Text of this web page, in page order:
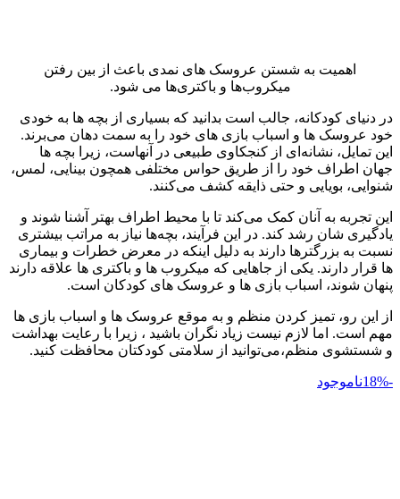
اهمیت به شستن عروسک های نمدی باعث از بین رفتن
میکروب‌ها و باکتری‌ها می شود.
در دنیای کودکانه، جالب است بدانید که بسیاری از بچه‌ ها به خودی
خود عروسک‌ ها و اسباب بازی‌ های خود را به سمت دهان می‌برند.
این تمایل، نشانه‌ای از کنجکاوی طبیعی در آنهاست، زیرا بچه ها
جهان اطراف خود را از طریق حواس مختلفی همچون بینایی، لمس،
شنوایی، بویایی و حتی ذایقه کشف می‌کنند.
این تجربه به آنان کمک می‌کند تا با محیط اطراف بهتر آشنا شوند و
یادگیری‌ شان رشد کند. در این فرآیند، بچه‌ها نیاز به مراتب بیشتری
نسبت به بزرگترها دارند به دلیل اینکه در معرض خطرات و بیماری‌
ها قرار دارند. یکی از جاهایی که میکروب‌ ها و باکتری‌ ها علاقه دارند
پنهان شوند، اسباب‌ بازی‌ ها و عروسک‌ های کودکان است.
از این رو، تمیز کردن منظم و به موقع عروسک‌ ها و اسباب‌ بازی‌ ها
مهم است. اما لازم نیست زیاد نگران باشید ، زیرا با رعایت بهداشت
و شستشوی منظم،می‌توانید از سلامتی کودکتان محافظت کنید.
-18% ناموجود